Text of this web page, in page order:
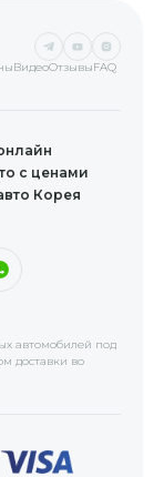
ВидеоОтзывыFAQ
с ценами
Корея
автомобилей под
доставки во